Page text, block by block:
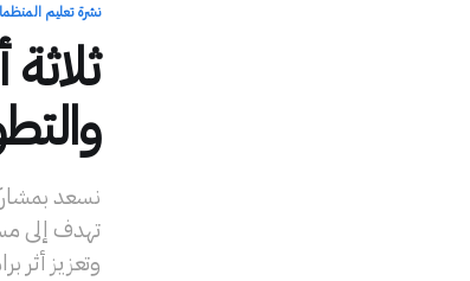
نشرة تعليم
نسعد
تهدف إلى
وتعزيز أثر